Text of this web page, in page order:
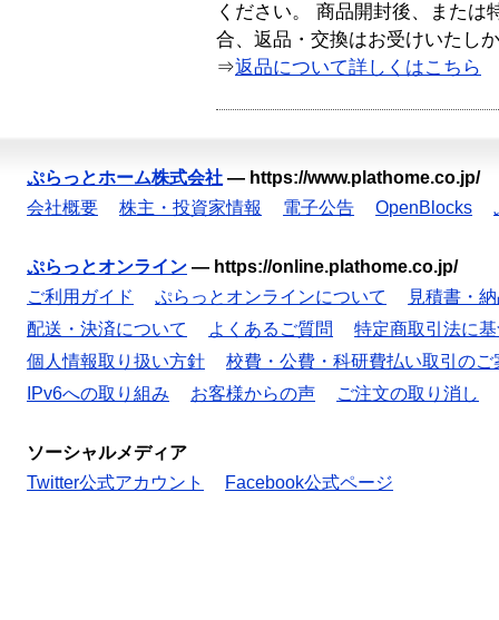
ください。 商品開封後、または
合、返品・交換はお受けいたし
⇒返品について詳しくはこちら
ぷらっとホーム株式会社 — https://www.plathome.co.jp/
会社概要
株主・投資家情報 電子公告 OpenBlocks
ぷらっとオンライン — https://online.plathome.co.jp/
ご利用ガイド
ぷらっとオンラインについて
見積書・
配送・決済について
よくあるご質問
特定商取引法に
個人情報取り扱い方針
校費・公費・科研費払い取引のご
IPv6への取り組み
お客様からの声 ご注文の取り消し
ソーシャルメディア
Twitter公式アカウント
Facebook公式ページ